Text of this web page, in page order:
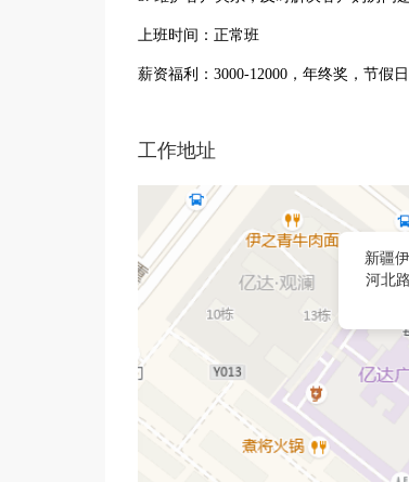
上班时间：正常班
薪资福利：3000-12000，年终奖，节假
工作地址
新疆
河北